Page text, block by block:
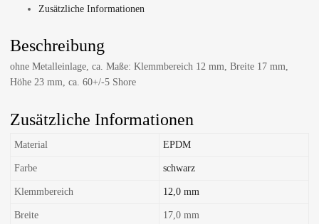
Zusätzliche Informationen
Beschreibung
ohne Metalleinlage, ca. Maße: Klemmbereich 12 mm, Breite 17 mm,
Höhe 23 mm, ca. 60+/-5 Shore
Zusätzliche Informationen
Material EPDM
Farbe schwarz
Klemmbereich 12,0 mm
Breite 17,0 mm